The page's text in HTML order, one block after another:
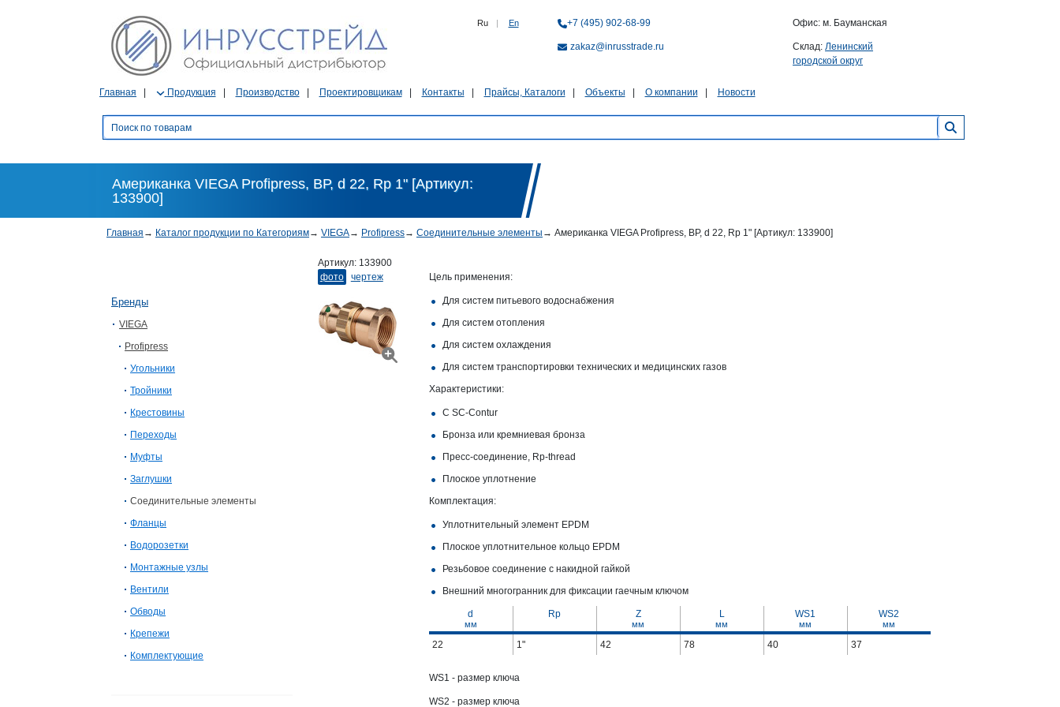
Ru | En +7 (495) 902-68-99
zakaz@inrusstrade.ru
Офис: м. Бауманская
Склад: Ленинский
городской округ
Главная Продукция Производство Проектировщикам Контакты Прайсы, Каталоги Объекты О компании Новости
Американка VIEGA Profipress, ВР, d 22, Rp 1" [Артикул:
133900]
Главная → Каталог продукции по Категориям→ VIEGA→ Profipress→ Соединительные элементы → Американка VIEGA Profipress, ВР, d 22, Rp 1" [Артикул: 133900]
Бренды
VIEGA
Profipress
Угольники
Тройники
Крестовины
Переходы
Муфты
Заглушки
Соединительные элементы
Фланцы
Водорозетки
Монтажные узлы
Вентили
Обводы
Крепежи
Комплектующие
Артикул: 133900
фото
чертеж Цель применения:
Для систем питьевого водоснабжения
Для систем отопления
Для систем охлаждения
Для систем транспортировки технических и медицинских газов
Характеристики:
С SC‑Contur
Бронза или кремниевая бронза
Пресс-соединение, Rp-​thread
Плоское уплотнение
Комплектация:
Уплотнительный элемент EPDM
Плоское уплотнительное кольцо EPDM
Резьбовое соединение с накидной гайкой
Внешний многогранник для фиксации гаечным ключом
d Rp Z L WS1 WS2
мм мм мм мм мм
22 1" 42 78 40 37
WS1 - размер ключа
WS2 - размер ключа